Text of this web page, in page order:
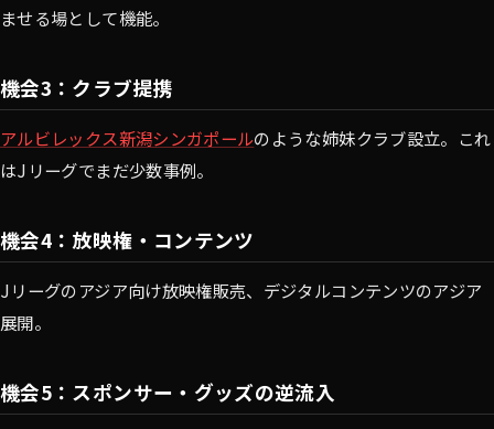
ませる場として機能。
機会3：クラブ提携
アルビレックス新潟シンガポールのような姉妹クラブ設立。これ
はJリーグでまだ少数事例。
機会4：放映権・コンテンツ
Jリーグのアジア向け放映権販売、デジタルコンテンツのアジア
展開。
機会5：スポンサー・グッズの逆流入